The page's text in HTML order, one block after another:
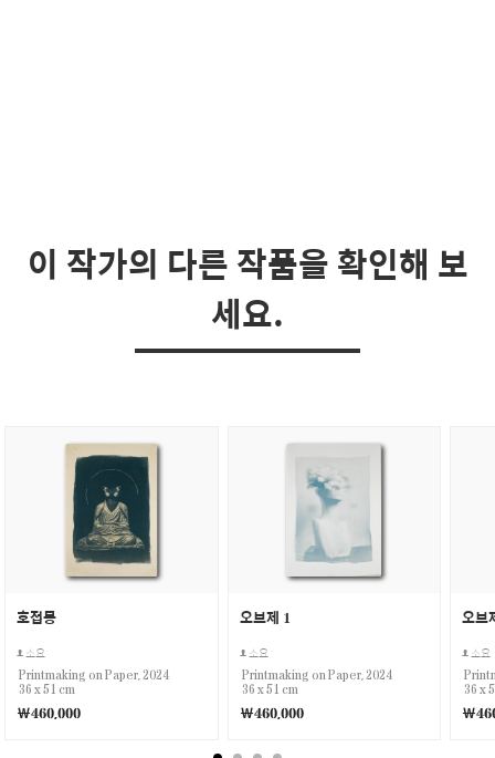
이 작가의 다른 작품을 확인해 보
세요.
호접몽
소요
Printmaking on Paper, 2024
36 x 51 cm
￦460,000
오브제 1
소요
Printmaking on Paper, 2024
36 x 51 cm
￦460,000
오브
소요
36 x
￦